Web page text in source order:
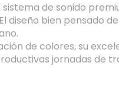
de sonido
diseño bien pensado
de colores, su
jornadas de